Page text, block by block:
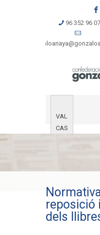
96 352 96 07
VAL
CAS
reposició
dels